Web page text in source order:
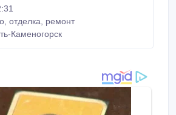
-Используем только
российский,
-Срок изготовления
бесплатно! Вызов мастера,
без выходных, с 8.
отделка, ремонт
Каменогорск